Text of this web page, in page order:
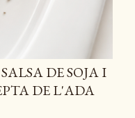
DE SOJA I
DE L'ADA